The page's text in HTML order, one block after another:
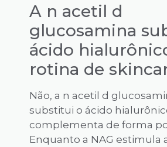
A n acetil d
glucosamina
ácido
rotina de
Não, a n acetil d
substitui o ácido
complementa de forma
Enquanto a NAG estimula